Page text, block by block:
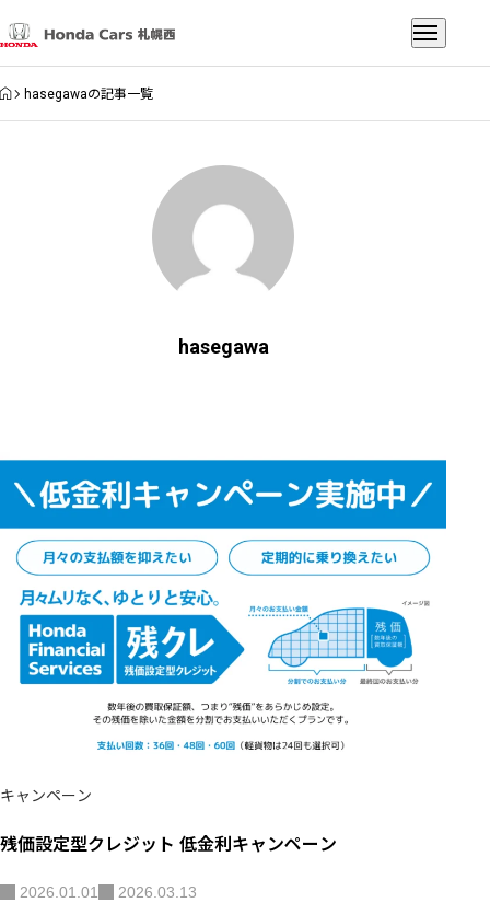
HOME
hasegawaの記事一覧
hasegawa
キャンペーン
残価設定型クレジット 低金利キャンペーン
2026.01.01 2026.03.13